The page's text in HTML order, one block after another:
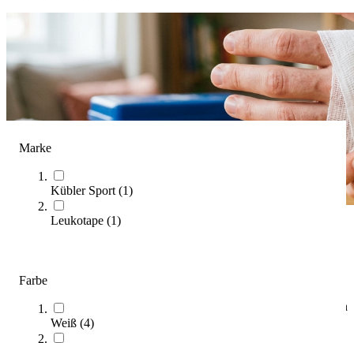
Marke
Kübler Sport (1)
Leukotape (1)
Farbe
Weiß (4)
Der Kaufratgeber bietet praxisnahe Informationen zur optimalen
Auswahl und Anwendung von Verbandmaterial in der
Anlagenausstattung.